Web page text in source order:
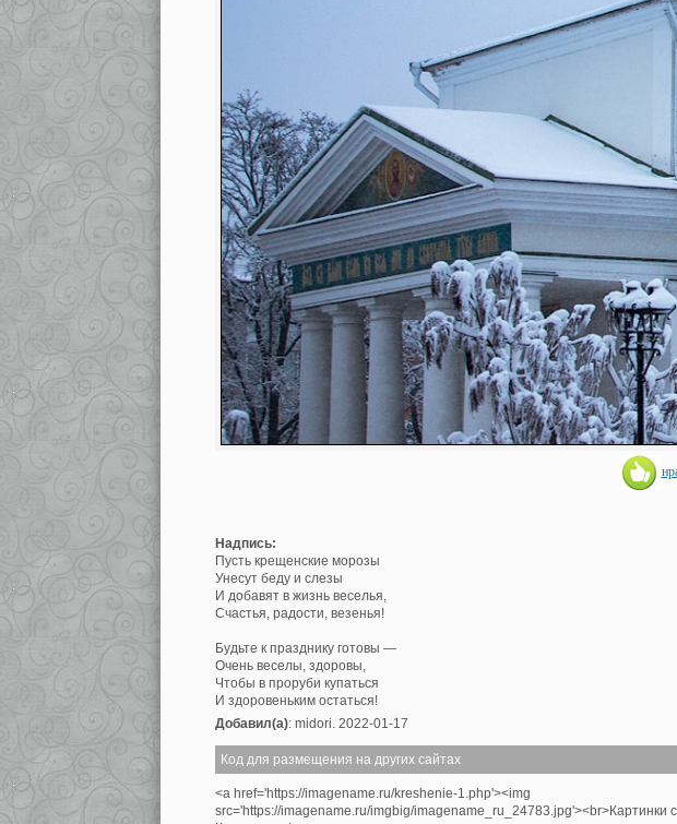
Надпись:
Пусть крещенские морозы
Унесут беду и слезы
И добавят в жизнь веселья,
Счастья, радости, везенья!
Будьте к празднику готовы —
Очень веселы, здоровы,
Чтобы в проруби купаться
И здоровеньким остаться!
Добавил(а): midori. 2022-01-17
Код для размещения на других сайтах
<a href='https://imagename.ru/kreshenie-1.php'><img
src='https://imagename.ru/imgbig/imagename_ru_24783.jpg'><br>Картинки